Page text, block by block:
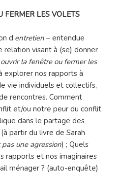
FERMER LES VOLETS
d’entretien– entendue
relation visant à (se) donner
ouvrir la fenêtre ou fermer les
explorer nos rapports à
vie individuels et collectifs,
rencontres. Comment
et/ou notre peur du conflit
dans le partage des
partir du livre de Sarah
pas une agression) ; Quels
rapports et nos imaginaires
ménager ? (auto-enquête)